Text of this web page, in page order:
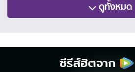
ดูทั้งหมด
ซีรีส์ฮิตจาก